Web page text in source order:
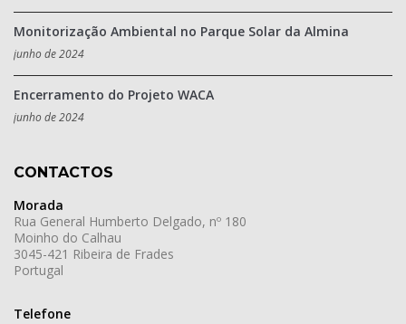
Monitorização Ambiental no Parque Solar da Almina
junho de 2024
Encerramento do Projeto WACA
junho de 2024
CONTACTOS
Morada
Rua General Humberto Delgado, nº 180
Moinho do Calhau
3045-421 Ribeira de Frades
Portugal
Telefone